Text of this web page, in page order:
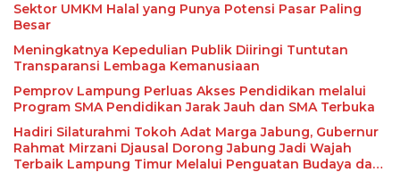
Sektor UMKM Halal yang Punya Potensi Pasar Paling
Besar
Meningkatnya Kepedulian Publik Diiringi Tuntutan
Transparansi Lembaga Kemanusiaan
Pemprov Lampung Perluas Akses Pendidikan melalui
Program SMA Pendidikan Jarak Jauh dan SMA Terbuka
Hadiri Silaturahmi Tokoh Adat Marga Jabung, Gubernur
Rahmat Mirzani Djausal Dorong Jabung Jadi Wajah
Terbaik Lampung Timur Melalui Penguatan Budaya dan